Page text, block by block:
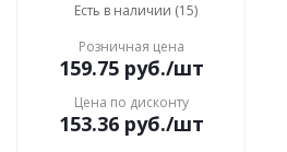
Есть в наличии (15)
Розничная цена
159.75руб./шт
Цена по дисконту
153.36руб./шт